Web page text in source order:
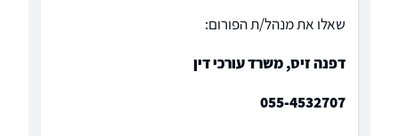
שאלו את מנהל/ת הפורום:
דפנה זיס, משרד עורכי דין
055-4532707